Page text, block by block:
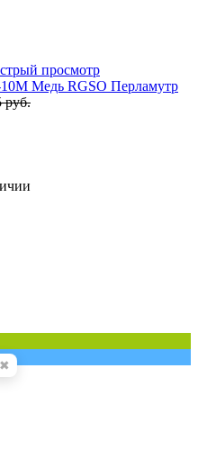
просмотр
10M Медь RGSO Перламутр
руб.
✖